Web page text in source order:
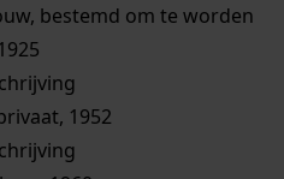
bestemd om te worden
1952